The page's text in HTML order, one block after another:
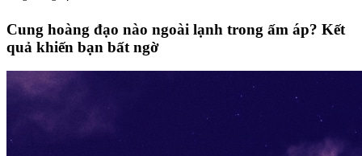
Cung hoàng đạo nào ngoài lạnh trong ấm áp? Kết
quả khiến bạn bất ngờ